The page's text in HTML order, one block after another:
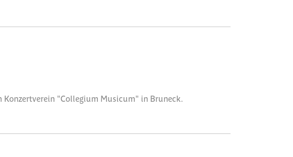
Konzertverein "Collegium Musicum" in Bruneck.